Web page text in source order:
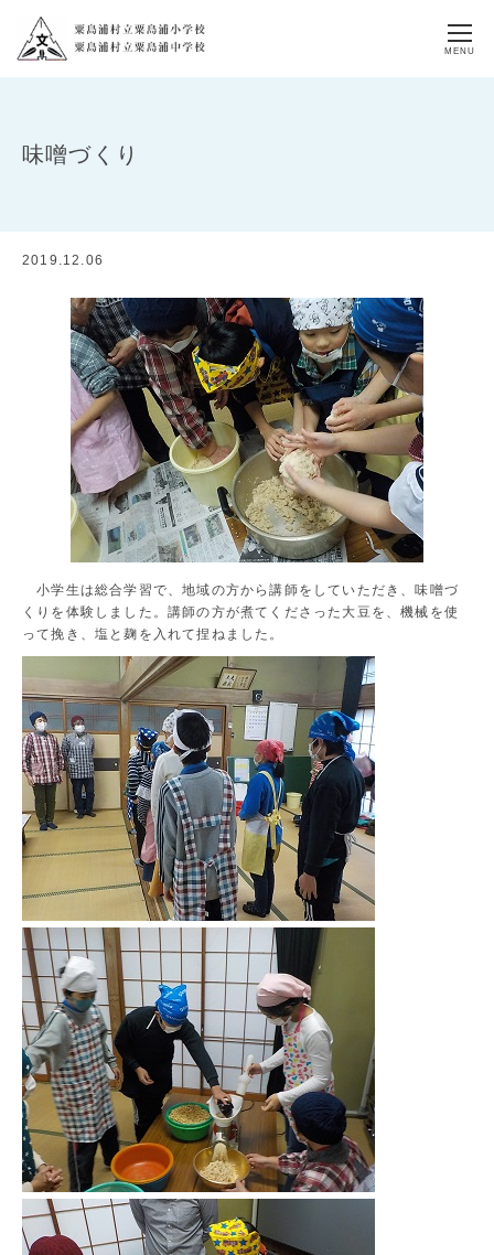
MENU
味噌づくり
2019.12.06
小学生は総合学習で、地域の方から講師をしていただき、味噌づ
くりを体験しました。講師の方が煮てくださった大豆を、機械を使
って挽き、塩と麹を入れて捏ねました。